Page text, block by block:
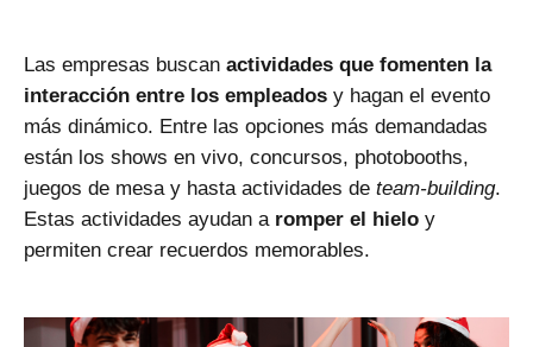
Las empresas buscan actividades que fomenten la
interacción entre los empleados y hagan el evento
más dinámico. Entre las opciones más demandadas
están los shows en vivo, concursos, photobooths,
juegos de mesa y hasta actividades de team-building.
Estas actividades ayudan a romper el hielo y
permiten crear recuerdos memorables.